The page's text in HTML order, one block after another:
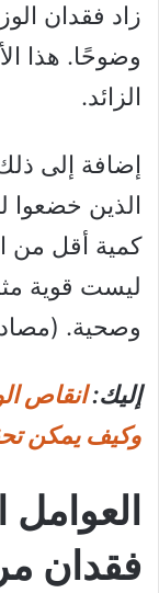
زاد فقدان
وضوحًا. هذا
الزائد.
إضافة إلى
الذين خضعوا
كمية أقل من
ليست قوية
وصحية.
إليك:انقاص
وكيف يمكن
فقدان